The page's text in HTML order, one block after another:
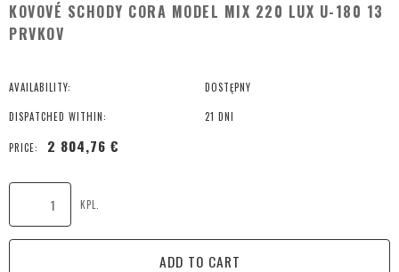
KOVOVÉ SCHODY CORA MODEL MIX 220 LUX U-180 13
PRVKOV
AVAILABILITY: DOSTĘPNY
DISPATCHED WITHIN: 21 DNI
PRICE: 2 804,76 €
KPL.
ADD TO CART